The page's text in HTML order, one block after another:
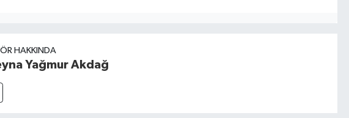
HAKKINDA
Yağmur Akdağ